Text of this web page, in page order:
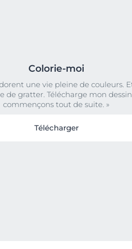
Colorie-moi
une vie pleine de couleurs.
de gratter. Télécharge mon
commençons tout de suite. »
Télécharger